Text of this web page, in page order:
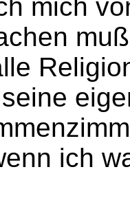
mich
ich